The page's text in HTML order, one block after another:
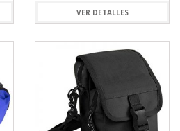
VER DETALLES